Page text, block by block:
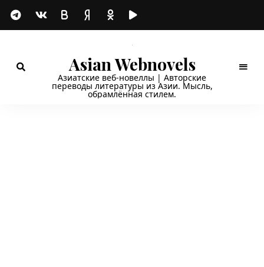
Asian Webnovels
Азиатские веб-новеллы | Авторские
переводы литературы из Азии. Мысль,
обрамлённая стилем.